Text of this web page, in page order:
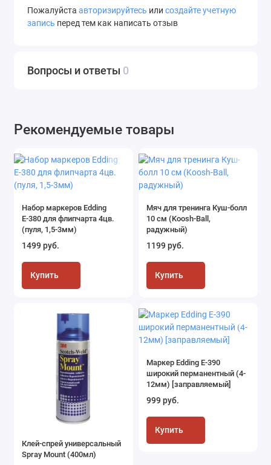
Пожалуйста авторизируйтесь или создайте учетную
запись перед тем как написать отзыв
Вопросы и ответы 0
Рекомендуемые товары
Набор маркеров Edding
Е-380 для флипчарта 4цв.
(пуля, 1,5-3мм)
1499 руб.
Купить
Мяч для тренинга Куш-болл
10 см (Koosh-Ball,
радужный)
1199 руб.
Купить
Клей-спрей универсальный
Spray Mount (400мл)
Маркер Edding Е-390
широкий перманентный (4-
12мм) [заправляемый]
999 руб.
Купить